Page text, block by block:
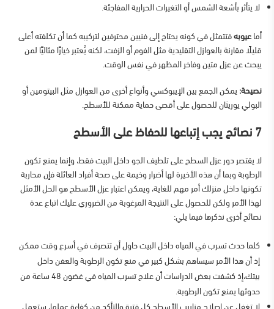
لا يتأثر بأشعة الشمس أو التغيرات الحرارية المفاجئة.
أماعيوبهفتتمثل في كونه يحتاج إلى فنيين محترفين لتركيبه كما أن تكلفته أعلى
قليلًا مقارنة بالعوازل التقليدية مثل الفوم أو الزفت، لكنه يُعتبر خيارًا مثاليًا لمن
يبحث عن عزل متين وفاخر المظهر في نفس الوقت.
نصيحة:يمكن الجمع بين الإيبوكسي وأنواع أخرى من العوازل مثل البيتومين أو
البولي يوريثان للحصول على أقصى حماية ممكنة للأسطح.
7 نصائح يجب إتباعها للحفاظ على الأسطح
لا يقتصر دور عزل السطح على تلطيف الجو داخل البيت فقط، وإنما يمنع تكون
الرطوبة وبما أن هذه الأخيرة لها أضرار وخيمة على صحة أفراد العائلة فإن محاربة
تكونها داخل منزلك أمر مهم للغاية، ويمكن اعتبار عزل الأسطح هو الحل الأمثل
لهذا الأمر ولكن للحصول على النتيجة المرغوبة من الضروري عليك اتباع عدة
نصائح أخرى نذكرها فيما يلي:
كلما حدث تسرب في المياه داخل البيت حاول أن تتصرف في أسرع وقت ممكن
إذ أن هذا الأمر سيساهم بشكل كبير في منع تكون الرطوبة والعفن داخل
بيتك،إذ كشفت بعض الدراسات أن علاج تسرب المياه في غضون 48 ساعة من
حدوثها يمنع تكون الرطوبة.